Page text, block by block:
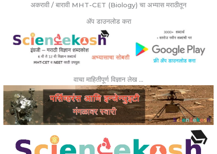
अकरावी / बारावी MHT-CET (Biology) चा अभ्यास मराठीतून
ॲप डाउनलोड करा
वाचा माहितीपूर्ण विज्ञान लेख …